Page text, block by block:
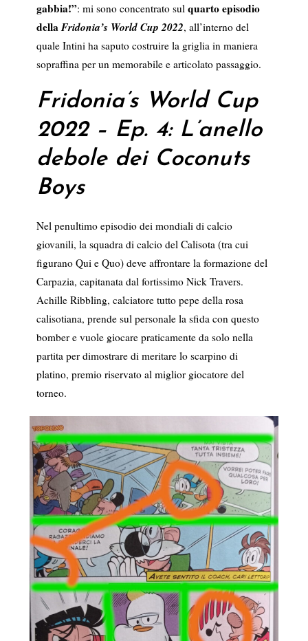
gabbia!”: mi sono concentrato sul quarto episodio
dellaFridonia’s World Cup 2022, all’interno del
quale Intini ha saputo costruire la griglia in maniera
sopraffina per un memorabile e articolato passaggio.
Fridonia’s World Cup
2022 – Ep. 4: L’anello
debole dei Coconuts
Boys
Nel penultimo episodio dei mondiali di calcio
giovanili, la squadra di calcio del Calisota (tra cui
figurano Qui e Quo) deve affrontare la formazione del
Carpazia, capitanata dal fortissimo Nick Travers.
Achille Ribbling, calciatore tutto pepe della rosa
calisotiana, prende sul personale la sfida con questo
bomber e vuole giocare praticamente da solo nella
partita per dimostrare di meritare lo scarpino di
platino, premio riservato al miglior giocatore del
torneo.